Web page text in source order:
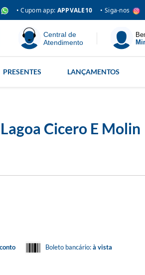
• Cupom app: APPVALE10 • Siga-nos
Central de
Atendimento
PRESENTES LANÇAMENTOS
Cicero E Molin
Boleto bancário:à vista